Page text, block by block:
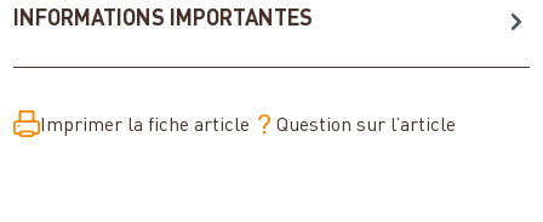
INFORMATIONS IMPORTANTES
Imprimer la fiche article Question sur l’article